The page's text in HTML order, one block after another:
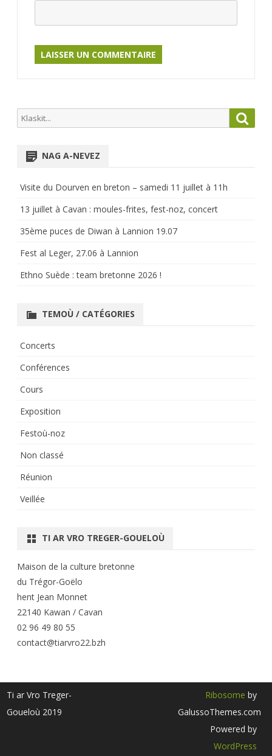
Search
for:
NAG A-NEVEZ
Visite du Dourven en breton – samedi 11 juillet à 11h
13 juillet à Cavan : moules-frites, fest-noz, concert
35ème puces de Diwan à Lannion 19.07
Fest al Leger, 27.06 à Lannion
Ethno Suède : team bretonne 2026 !
TEMOÙ / CATÉGORIES
Concerts
Conférences
Cours
Exposition
Festoù-noz
Non classé
Réunion
Veillée
TI AR VRO TREGER-GOUELOÙ
Maison de la culture bretonne
du Trégor-Goëlo
hent Jean Monnet
22140 Kawan / Cavan
02 96 49 80 55
contact@tiarvro22.bzh
Ti ar Vro Treger-
Goueloù 2019
Ribosome by
GalussoThemes.com
Powered by
WordPress